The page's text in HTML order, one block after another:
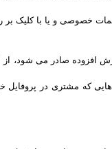
خصوصی و یا با کلیک
صادر می شود، از
که مشتری در